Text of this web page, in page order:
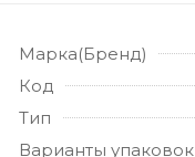
Марка(Бренд)
Код
Тип
Варианты упаковок